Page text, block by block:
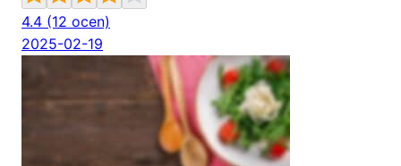
4.4 (12 ocen)
2025-02-19